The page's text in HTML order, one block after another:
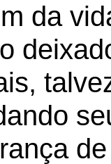
da